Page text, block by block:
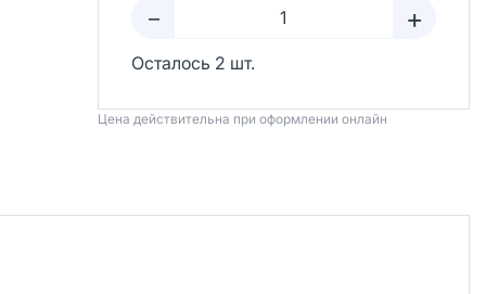
– +
Осталось 2 шт.
Цена действительна при оформлении онлайн